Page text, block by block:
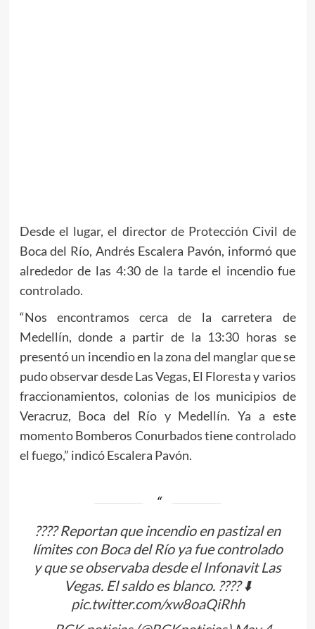
Desde el lugar, el director de Protección Civil de
Boca del Río, Andrés Escalera Pavón, informó que
alrededor de las 4:30 de la tarde el incendio fue
controlado.
“Nos encontramos cerca de la carretera de
Medellín, donde a partir de la 13:30 horas se
presentó un incendio en la zona del manglar que se
pudo observar desde Las Vegas, El Floresta y varios
fraccionamientos, colonias de los municipios de
Veracruz, Boca del Río y Medellín. Ya a este
momento Bomberos Conurbados tiene controlado
el fuego,” indicó Escalera Pavón.
???? Reportan que incendio en pastizal en
límites con Boca del Río ya fue controlado
y que se observaba desde el Infonavit Las
Vegas. El saldo es blanco. ???? ⬇️
pic.twitter.com/xw8oaQiRhh